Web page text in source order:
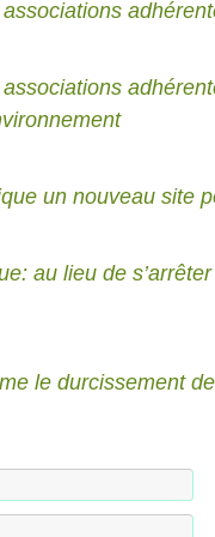
associations
associations
un nouveau site
au lieu de
le durcissement